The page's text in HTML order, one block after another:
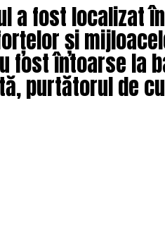
a fost localizat
și
fost întoarse la
purtătorul de